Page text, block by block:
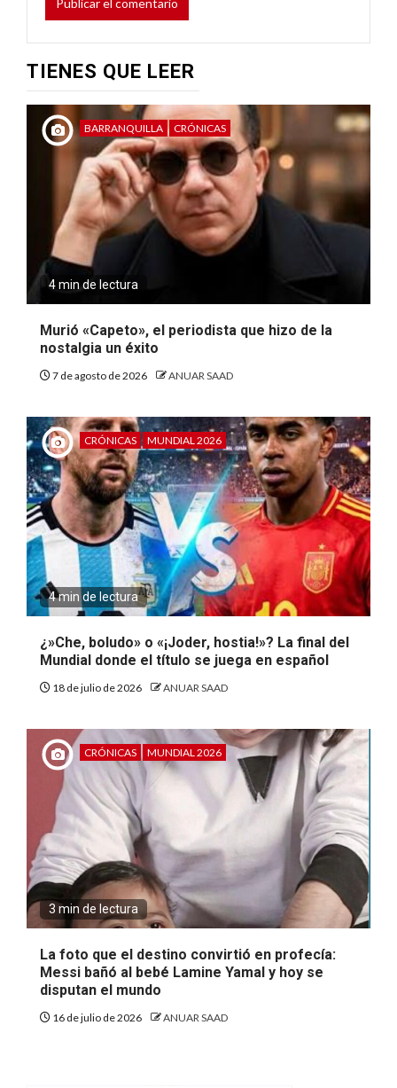
TIENES QUE LEER
BARRANQUILLA CRÓNICAS
4 min de lectura
Murió «Capeto», el periodista que hizo de la
nostalgia un éxito
7 de agosto de 2026 ANUAR SAAD
CRÓNICAS MUNDIAL 2026
4 min de lectura
¿»Che, boludo» o «¡Joder, hostia!»? La final del
Mundial donde el título se juega en español
18 de julio de 2026 ANUAR SAAD
CRÓNICAS MUNDIAL 2026
3 min de lectura
La foto que el destino convirtió en profecía:
Messi bañó al bebé Lamine Yamal y hoy se
disputan el mundo
16 de julio de 2026 ANUAR SAAD